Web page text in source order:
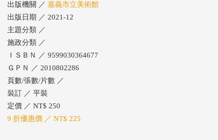
出版機關 ／ 嘉義市立美術館
出版日期 ／ 2021-12
主題分類 ／
施政分類 ／
ＩＳＢＮ ／ 9599030364677
ＧＰＮ ／ 2010802286
頁數/張數/片數 ／
裝訂 ／ 平裝
定價 ／ NT$ 250
9 折優惠價 ／ NT$ 225